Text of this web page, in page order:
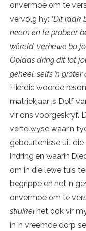
onvermoë om te
vervolg hy: “Dit raak
neem en te probeer
wêreld, verhewe bo
Oplaas dring dit tot
geheel, selfs ’n
Hierdie woorde
matriekjaar is Dolf
vir ons voorgeskryf.
vertelwyse waarin
gebeurtenisse uit
indring en waarin
om in die lewe tuis
begrippe en het ’n
onvermoë om te
struikel het ook vir
in ’n vreemde dorp